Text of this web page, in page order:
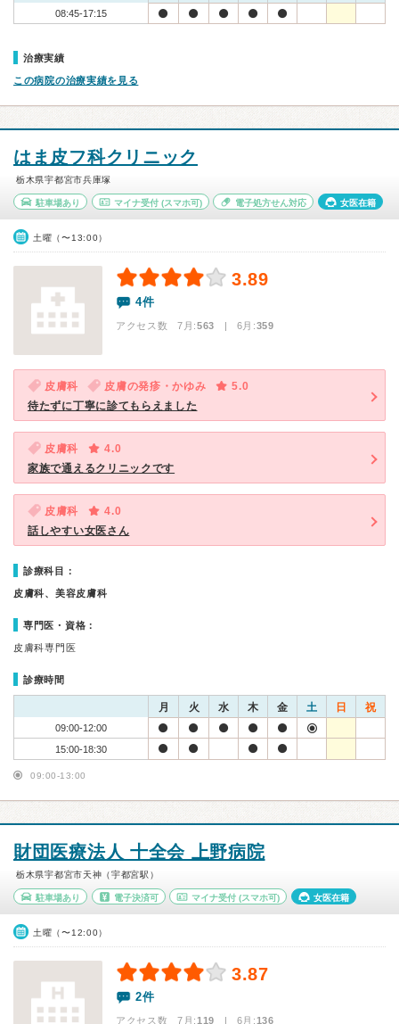
08:45-17:15
治療実績
この病院の治療実績を見る
はま皮フ科クリニック
栃木県宇都宮市兵庫塚
駐車場あり マイナ受付(スマホ可) 電子処方せん対応 女医在籍
土曜（〜13:00）
3.89
4件
アクセス数 7月:563 | 6月:359
皮膚科 皮膚の発疹・かゆみ
5.0
待たずに丁寧に診てもらえました
皮膚科
4.0
家族で通えるクリニックです
皮膚科
4.0
話しやすい女医さん
診療科目：
皮膚科、美容皮膚科
専門医・資格：
皮膚科専門医
診療時間
月 火 水 木 金 土 日 祝
09:00-12:00
15:00-18:30
09:00-13:00
財団医療法人 十全会 上野病院
栃木県宇都宮市天神（宇都宮駅）
駐車場あり 電子決済可 マイナ受付 (スマホ可) 女医在籍
土曜（〜12:00）
3.87
2件
アクセス数 7月:119 | 6月:136